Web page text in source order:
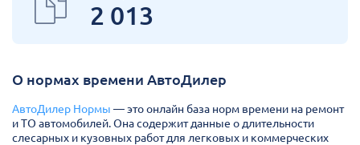
2 013
О нормах времени АвтоДилер
АвтоДилер Нормы — это онлайн база норм времени на ремонт
и ТО автомобилей. Она содержит данные о длительности
слесарных и кузовных работ для легковых и коммерческих